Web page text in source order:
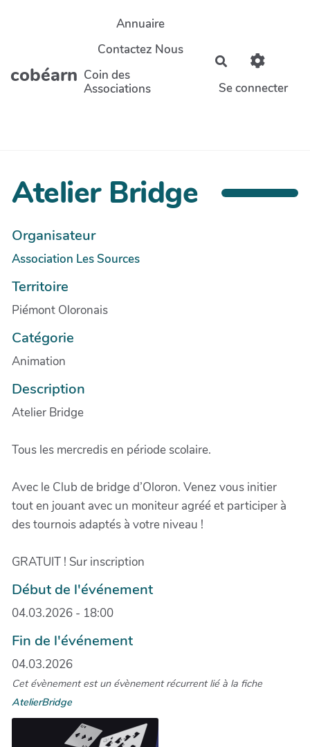
Aller au contenu principal
cobéarn
Annuaire
Contactez Nous
Coin des
Associations
Rechercher
Se connecter
Atelier Bridge
Organisateur
Association Les Sources
Territoire
Piémont Oloronais
Catégorie
Animation
Description
Atelier Bridge
Tous les mercredis en période scolaire.
Avec le Club de bridge d’Oloron. Venez vous initier
tout en jouant avec un moniteur agréé et participer à
des tournois adaptés à votre niveau !
GRATUIT ! Sur inscription
Début de l'événement
04.03.2026 - 18:00
Fin de l'événement
04.03.2026
Cet évènement est un évènement récurrent lié à la fiche
AtelierBridge